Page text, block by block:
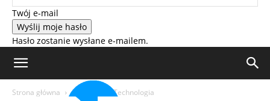
Twój e-mail
Hasło zostanie wysłane e-mailem.
Strona główna Artikelen Technologia